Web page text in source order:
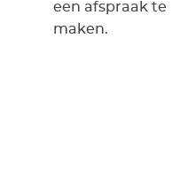
een afspraak te
maken.